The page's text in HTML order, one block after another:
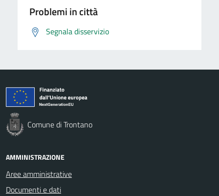
Problemi in città
Segnala disservizio
Comune di Trontano
AMMINISTRAZIONE
Aree amministrative
Documenti e dati